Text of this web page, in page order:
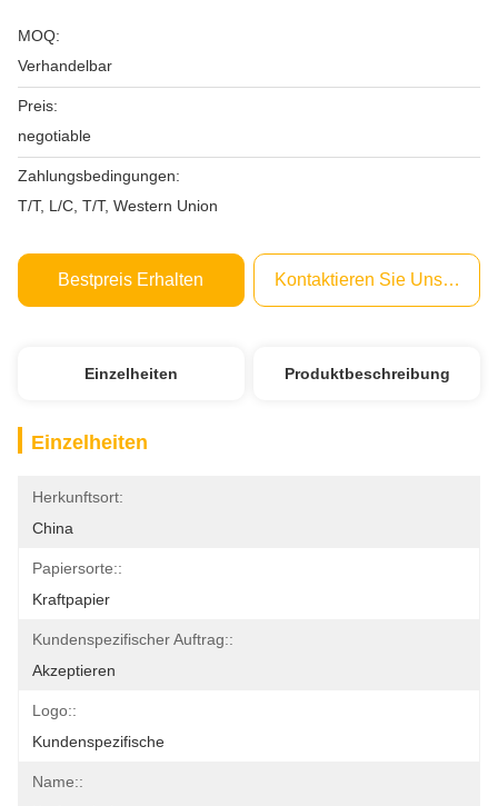
MOQ:
Verhandelbar
Preis:
negotiable
Zahlungsbedingungen:
T/T, L/C, T/T, Western Union
Bestpreis Erhalten Kontaktieren Sie Uns Jetzt
Einzelheiten Produktbeschreibung
Einzelheiten
Herkunftsort:
China
Papiersorte::
Kraftpapier
Kundenspezifischer Auftrag::
Akzeptieren
Logo::
Kundenspezifische
Name::